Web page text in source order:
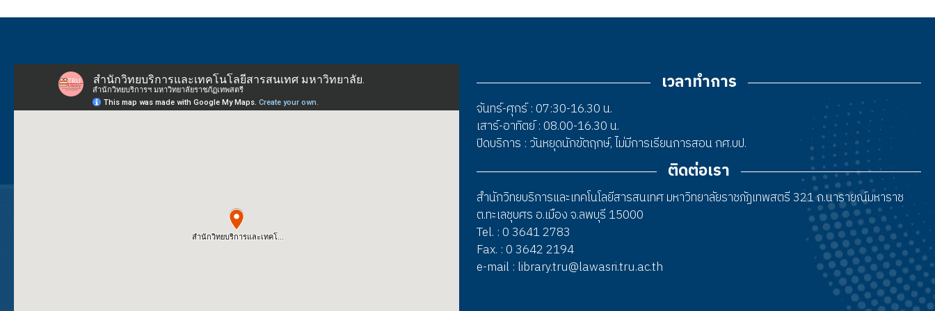
เวลาทำการ
จันทร์-ศุกร์ : 07:30-16.30 น.
เสาร์-อาทิตย์ : 08.00-16.30 น.
ปิดบริการ : วันหยุดนักขัตฤกษ์, ไม่มีการเรียนการสอน กศ.บป.
ติดต่อเรา
สำนักวิทยบริการและเทคโนโลยีสารสนเทศ มหาวิทยาลัยราชภัฏเทพสตรี 321 ถ.นารายณ์มหาราช
ต.ทะเลชุบศร อ.เมือง จ.ลพบุรี 15000
Tel. : 0 3641 2783
Fax. : 0 3642 2194
e-mail : library.tru@lawasri.tru.ac.th